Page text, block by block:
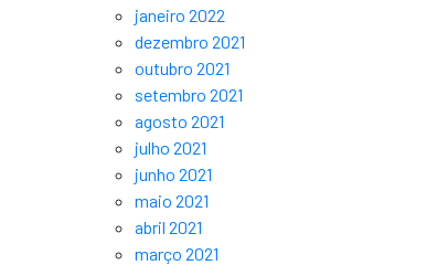
janeiro 2022
dezembro 2021
outubro 2021
setembro 2021
agosto 2021
julho 2021
junho 2021
maio 2021
abril 2021
março 2021